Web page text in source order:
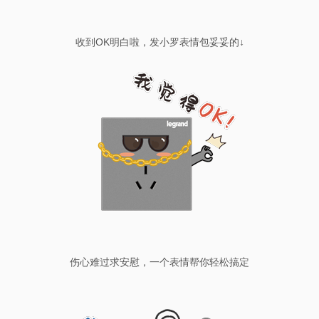
收到OK明白啦，发小罗表情包妥妥的↓
伤心难过求安慰，一个表情帮你轻松搞定